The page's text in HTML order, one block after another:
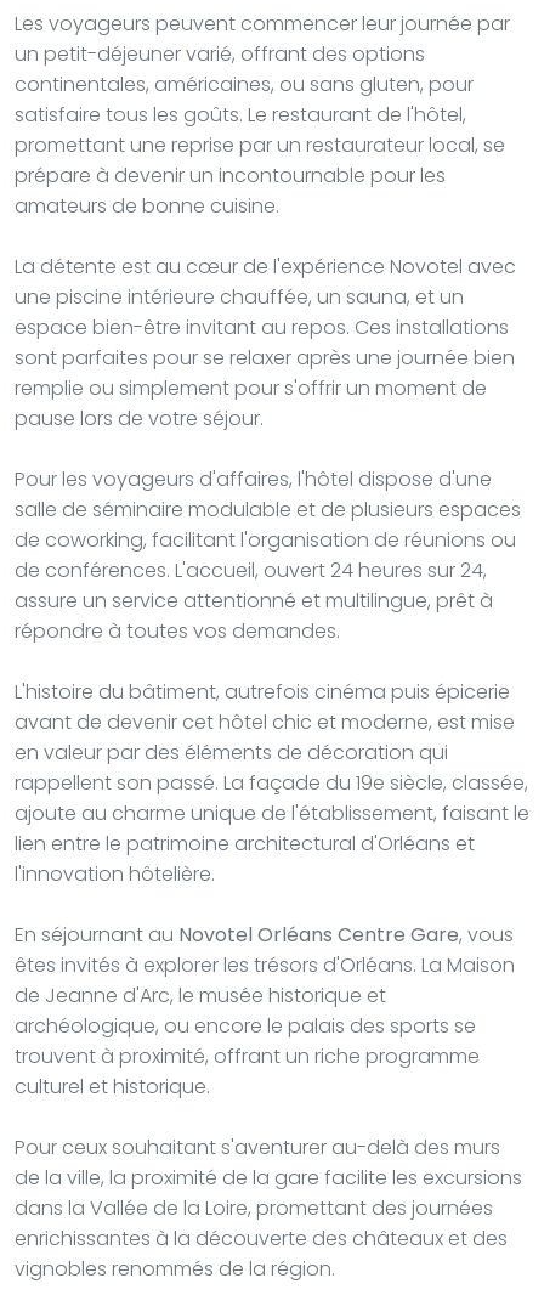
Les voyageurs peuvent commencer leur journée par
un petit-déjeuner varié, offrant des options
continentales, américaines, ou sans gluten, pour
satisfaire tous les goûts. Le restaurant de l'hôtel,
promettant une reprise par un restaurateur local, se
prépare à devenir un incontournable pour les
amateurs de bonne cuisine.
La détente est au cœur de l'expérience Novotel avec
une piscine intérieure chauffée, un sauna, et un
espace bien-être invitant au repos. Ces installations
sont parfaites pour se relaxer après une journée bien
remplie ou simplement pour s'offrir un moment de
pause lors de votre séjour.
Pour les voyageurs d'affaires, l'hôtel dispose d'une
salle de séminaire modulable et de plusieurs espaces
de coworking, facilitant l'organisation de réunions ou
de conférences. L'accueil, ouvert 24 heures sur 24,
assure un service attentionné et multilingue, prêt à
répondre à toutes vos demandes.
L'histoire du bâtiment, autrefois cinéma puis épicerie
avant de devenir cet hôtel chic et moderne, est mise
en valeur par des éléments de décoration qui
rappellent son passé. La façade du 19e siècle, classée,
ajoute au charme unique de l'établissement, faisant le
lien entre le patrimoine architectural d'Orléans et
l'innovation hôtelière.
En séjournant au Novotel Orléans Centre Gare, vous
êtes invités à explorer les trésors d'Orléans. La Maison
de Jeanne d'Arc, le musée historique et
archéologique, ou encore le palais des sports se
trouvent à proximité, offrant un riche programme
culturel et historique.
Pour ceux souhaitant s'aventurer au-delà des murs
de la ville, la proximité de la gare facilite les excursions
dans la Vallée de la Loire, promettant des journées
enrichissantes à la découverte des châteaux et des
vignobles renommés de la région.